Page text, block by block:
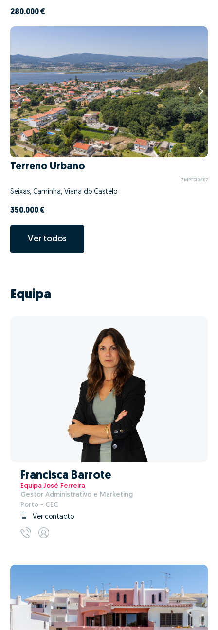
280.000 €
Terreno Urbano
ZMPT519487
Seixas, Caminha, Viana do Castelo
350.000 €
Ver todos
Equipa
Francisca Barrote
Equipa José Ferreira
Gestor Administrativo e Marketing
Porto - CEC
Ver contacto